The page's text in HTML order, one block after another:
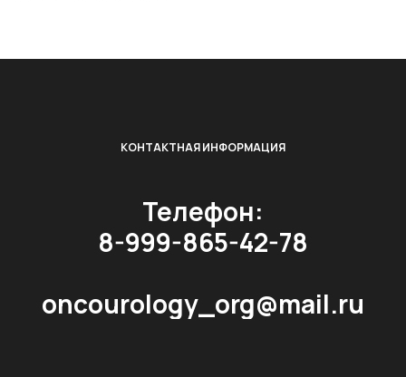
КОНТАКТНАЯ ИНФОРМАЦИЯ
Телефон:
8-999-865-42-78
oncourology_org@mail.ru